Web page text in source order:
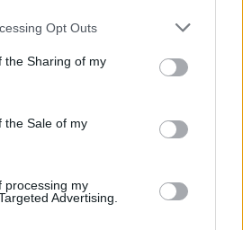
Opt Outs
the Sharing of my
the Sale of my
processing my
Advertising.
elenco nazionale delle
nei siti di particolare
o archeologico. In
guide turistiche a tutti
di partecipare
all’ambito lavorativo
utili da sfruttare e tenere